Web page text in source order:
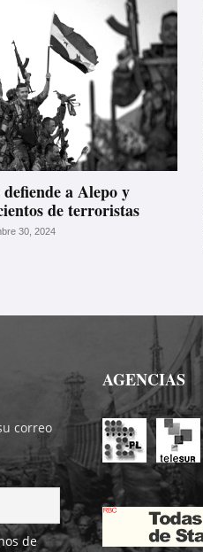
a Alepo y
de terroristas
30, 2024
correo
de
AGENCIAS